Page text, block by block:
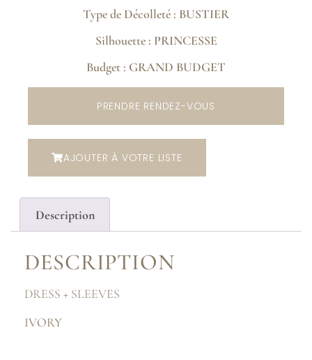
Type de Décolleté : BUSTIER
Silhouette : PRINCESSE
Budget : GRAND BUDGET
PRENDRE RENDEZ-VOUS
AJOUTER À VOTRE LISTE
Description
DESCRIPTION
DRESS + SLEEVES
IVORY